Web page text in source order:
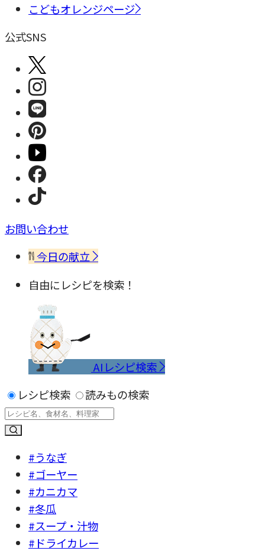
こどもオレンジページ
公式SNS
お問い合わせ
今日の献立
自由にレシピを検索！
AIレシピ検索
レシピ検索
読みもの検索
#うなぎ
#ゴーヤー
#カニカマ
#冬瓜
#スープ・汁物
#ドライカレー